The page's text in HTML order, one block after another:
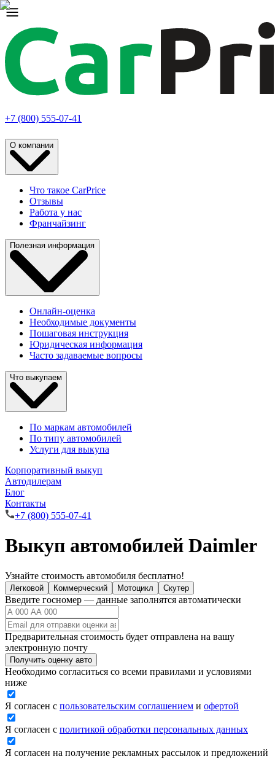
+7 (800) 555-07-41
О компании
Что такое CarPrice
Отзывы
Работа у нас
Франчайзинг
Полезная информация
Онлайн-оценка
Необходимые документы
Пошаговая инструкция
Юридическая информация
Часто задаваемые вопросы
Что выкупаем
По маркам автомобилей
По типу автомобилей
Услуги для выкупа
Корпоративный выкуп
Автодилерам
Блог
Контакты
+7 (800) 555-07-41
Выкуп автомобилей Daimler
Узнайте стоимость автомобиля бесплатно!
Легковой Коммерческий Мотоцикл Скутер
Введите госномер — данные заполнятся автоматически
Предварительная стоимость будет отправлена на вашу
электронную почту
Получить оценку авто
Необходимо согласиться со всеми правилами и условиями
ниже
Я согласен с пользовательским соглашением и офертой
Я согласен с политикой обработки персональных данных
Я согласен на получение рекламных рассылок и предложений